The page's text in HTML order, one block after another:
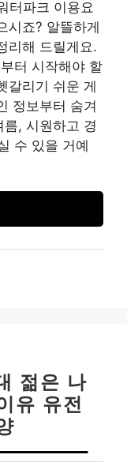
터파크 이용요
시죠? 알뜰하게
리해 드릴게요.
터 시작해야 할
갈리기 쉬운 게
정보부터 숨겨
, 시원하고 경
수 있을 거예
젊은 나
유 유전